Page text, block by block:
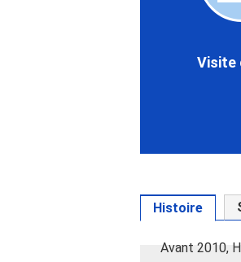
Visite
Histoire
Avant 2010,